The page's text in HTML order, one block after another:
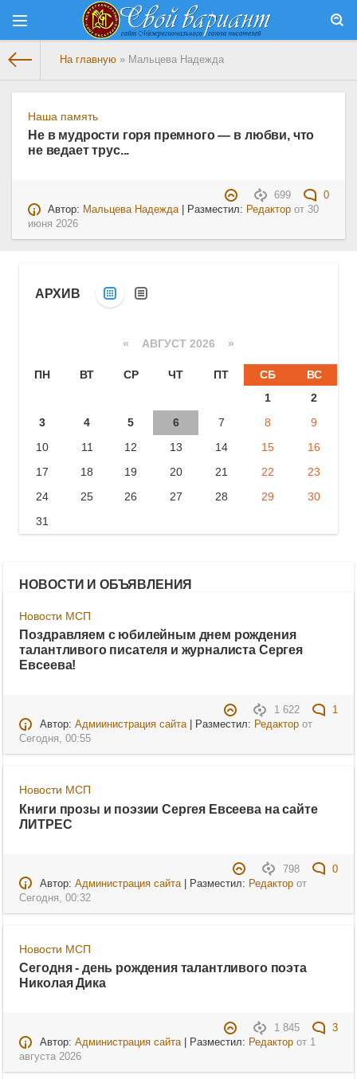
На главную » Мальцева Надежда
Наша память
Не в мудрости горя премного — в любви, что
не ведает трус...
699
0
Автор: Мальцева Надежда| Разместил: Редактор от 30
июня 2026
АРХИВ
« АВГУСТ 2026 »
ПН ВТ СР ЧТ ПТ СБ
ВС
1
2
3
4 5 6 7 8
9
10
11 12 13 14 15
16
17
18 19 20 21 22
23
24
25 26 27 28 29
30
31
НОВОСТИ И ОБЪЯВЛЕНИЯ
Новости МСП
Поздравляем с юбилейным днем рождения
талантливого писателя и журналиста Сергея
Евсеева!
1 622
1
Автор: Адмиинистрация сайта| Разместил: Редакторот
Сегодня, 00:55
Новости МСП
Книги прозы и поэзии Сергея Евсеева на сайте
ЛИТРЕС
798
0
Автор: Администрация сайта| Разместил: Редакторот
Сегодня, 00:32
Новости МСП
Сегодня - день рождения талантливого поэта
Николая Дика
1 845
3
Автор: Администрация сайта| Разместил: Редакторот 1
августа 2026